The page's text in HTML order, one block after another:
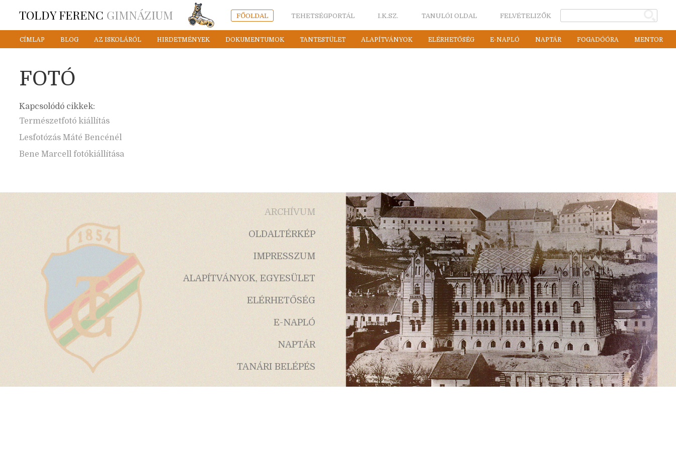
TOLDY FERENC GIMNÁZIUM FŐOLDAL TEHETSÉGPORTÁL I.K.SZ. TANULÓI OLDAL FELVÉTELIZŐK
CÍMLAP BLOG AZ ISKOLÁRÓL HIRDETMÉNYEK DOKUMENTUMOK TANTESTÜLET ALAPÍTVÁNYOK ELÉRHETŐSÉG E-NAPLÓ NAPTÁR FOGADÓÓRA MENTOR
FOTÓ
Kapcsolódó cikkek:
Természetfotó kiállítás
Lesfotózás Máté Bencénél
Bene Marcell fotókiállítása
ARCHÍVUM
OLDALTÉRKÉP
IMPRESSZUM
ALAPÍTVÁNYOK, EGYESÜLET
ELÉRHETŐSÉG
E-NAPLÓ
NAPTÁR
TANÁRI BELÉPÉS